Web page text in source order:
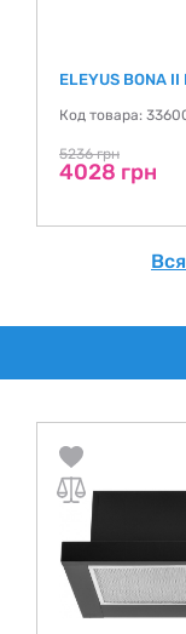
ELEYUS BONA II
Код товара:
5236 грн
4028 грн